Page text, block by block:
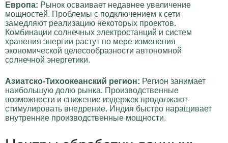
Европа: Рынок осваивает недавнее увеличение
мощностей. Проблемы с подключением к сети
замедляют реализацию некоторых проектов.
Комбинации солнечных электростанций и систем
хранения энергии растут по мере изменения
экономической целесообразности автономной
солнечной энергетики.
Азиатско-Тихоокеанский регион: Регион занимает
наибольшую долю рынка. Производственные
возможности и снижение издержек продолжают
стимулировать внедрение. Индия быстро наращивает
внутренние производственные мощности.